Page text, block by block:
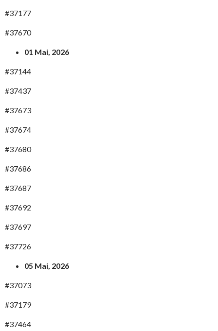
#37177
#37670
01 Mai, 2026
#37144
#37437
#37673
#37674
#37680
#37686
#37687
#37692
#37697
#37726
05 Mai, 2026
#37073
#37179
#37464